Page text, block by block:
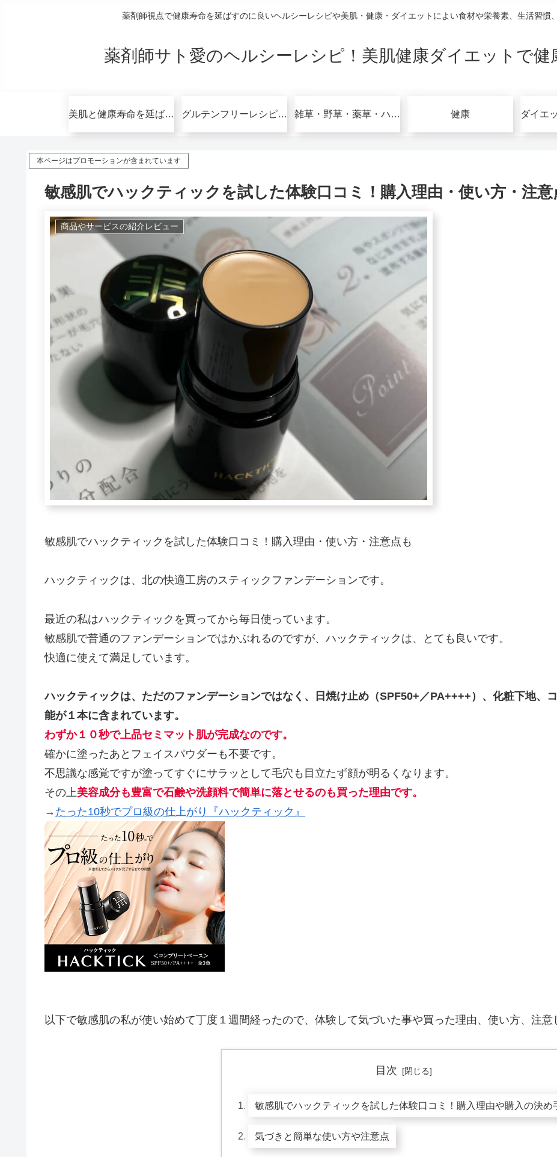
薬剤師視点で健康寿命を延ばすのに良いヘルシーレシピや美肌・健康・ダイエットによい食材や栄養素、生活習慣
薬剤師サト愛のヘルシーレシピ！美肌健康ダイエットで健
美肌と健康寿命を延ばすコツ無料講座 グルテンフリーレシピで美肌健康ダイエット！ 雑草・野草・薬草・ハーブ 健康
本ページはプロモーションが含まれています
敏感肌でハックティックを試した体験口コミ！購入理由・使い方・注意
商品やサービスの紹介レビュー
敏感肌でハックティックを試した体験口コミ！購入理由・使い方・注意点も
ハックティックは、北の快適工房のスティックファンデーションです。
最近の私はハックティックを買ってから毎日使っています。
敏感肌で普通のファンデーションではかぶれるのですが、ハックティックは、とても良いです。
快適に使えて満足しています。
ハックティックは、ただのファンデーションではなく、日焼け止め（SPF50+／PA++++）、化粧下地、
能が１本に含まれています。
わずか１０秒で上品セミマット肌が完成なのです。
確かに塗ったあとフェイスパウダーも不要です。
不思議な感覚ですが塗ってすぐにサラッとして毛穴も目立たず顔が明るくなります。
その上美容成分も豊富で石鹸や洗顔料で簡単に落とせるのも買った理由です。
→ たった10秒でプロ級の仕上がり『ハックティック』
以下で敏感肌の私が使い始めて丁度１週間経ったので、体験して気づいた事や買った理由、使い方、注意
目次
敏感肌でハックティックを試した体験口コミ！購入理由や購入の決め
気づきと簡単な使い方や注意点